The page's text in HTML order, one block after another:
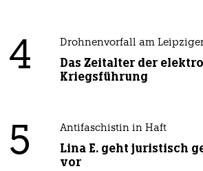
4 Drohnenvorfall am
Das Zeitalter der
Kriegsführung
5 Antifaschistin in Haft
Lina E. geht juristisch
vor